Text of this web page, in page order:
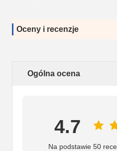
Oceny i recenzje
Ogólna ocena
4.7
Na podstawie 50